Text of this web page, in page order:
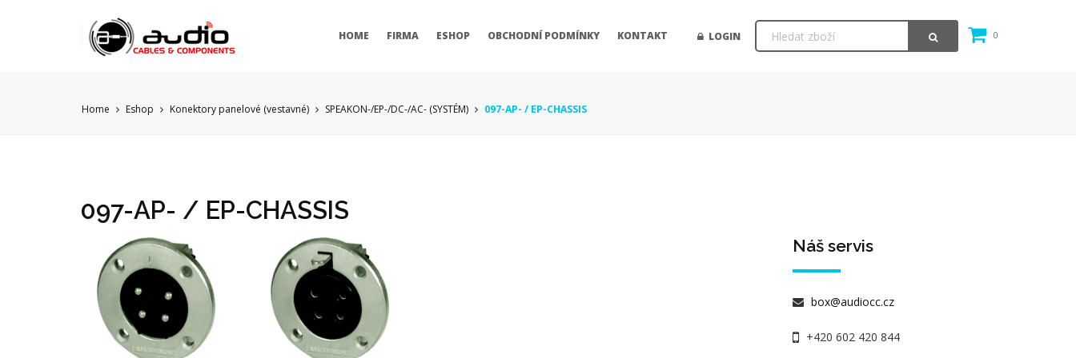
0
LOGIN
HOME FIRMA ESHOP OBCHODNÍ PODMÍNKY KONTAKT
Home Eshop Konektory panelové (vestavné) SPEAKON-/EP-/DC-/AC- (SYSTÉM) 097-AP- / EP-CHASSIS
097-AP- / EP-CHASSIS
Náš servis
box@audiocc.cz
+420 602 420 844